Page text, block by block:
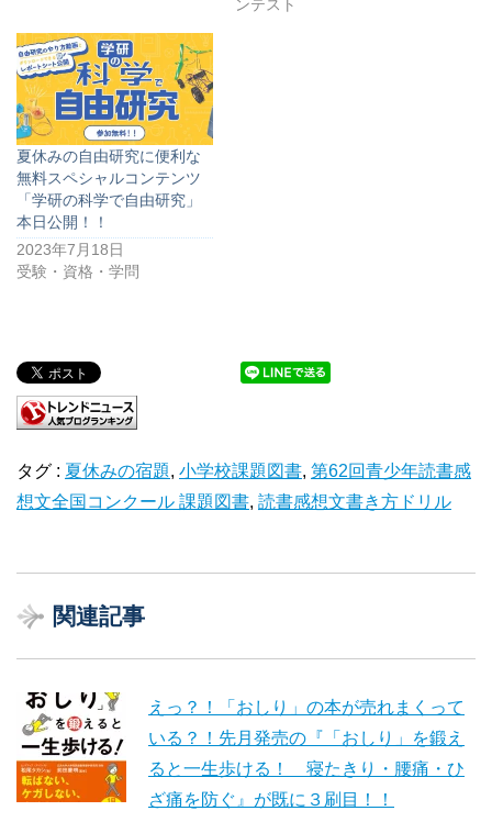
ンテスト
夏休みの自由研究に便利な
無料スペシャルコンテンツ
「学研の科学で自由研究」
本日公開！！
2023年7月18日
受験・資格・学問
タグ : 夏休みの宿題, 小学校課題図書, 第62回青少年読書感
想文全国コンクール 課題図書, 読書感想文書き方ドリル
関連記事
えっ？！「おしり」の本が売れまくって
いる？！先月発売の『「おしり」を鍛え
ると一生歩ける！ 寝たきり・腰痛・ひ
ざ痛を防ぐ』が既に３刷目！！